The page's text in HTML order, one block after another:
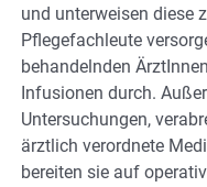
und unterweisen diese
Pflegefachleute
behandelnden
Infusionen durch.
Untersuchungen,
ärztlich verordnete
bereiten sie auf